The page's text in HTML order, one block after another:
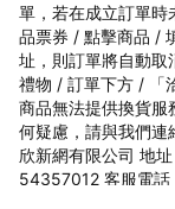
單，若在成立訂單時
品票券 / 點擊商品 /
址，則訂單將自動取
禮物 / 訂單下方 / 「
商品無法提供換貨服
何疑慮，請與我們連
欣新網有限公司 地
54357012 客服電